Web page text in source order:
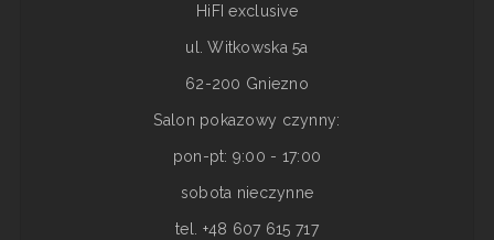
HiFI exclusive
ul. Witkowska 5a
62-200 Gniezno
Salon pokazowy czynny:
pon-pt: 9:00 - 17:00
sobota nieczynne
tel. +48 607 615 717